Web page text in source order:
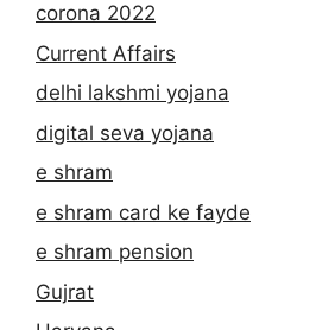
corona 2022
Current Affairs
delhi lakshmi yojana
digital seva yojana
e shram
e shram card ke fayde
e shram pension
Gujrat